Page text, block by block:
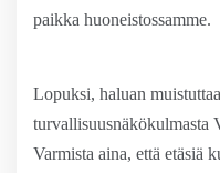
paikka huoneistossamme.
Lopuksi, haluan
turvallisuusnäkökulmasta
Varmista aina, että etäsiä